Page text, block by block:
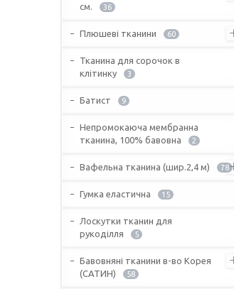
см.
36
Плюшеві тканини 60
Тканина для сорочок в
клітинку
3
Батист 9
Непромокаюча мембранна
тканина, 100% бавовна
2
Вафельна тканина (шир.2,4 м) 78
Гумка еластична 15
Лоскутки тканин для
рукоділля
5
Бавовняні тканини в-во Корея
(САТИН)
58